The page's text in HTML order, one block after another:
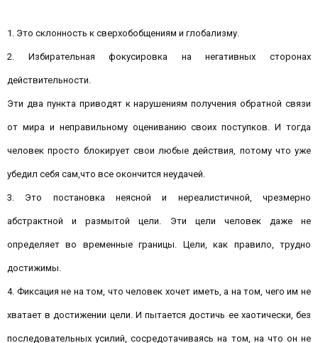
1. Это склонность к сверхобобщениям и глобализму.
2. Избирательная фокусировка на негативных сторонах
действительности.
Эти два пункта приводят к нарушениям получения обратной связи
от мира и неправильному оцениванию своих поступков. И тогда
человек просто блокирует свои любые действия, потому что уже
убедил себя сам,что все окончится неудачей.
3. Это постановка неясной и нереалистичной, чрезмерно
абстрактной и размытой цели. Эти цели человек даже не
определяет во временные границы. Цели, как правило, трудно
достижимы.
4. Фиксация не на том, что человек хочет иметь, а на том, чего им не
хватает в достижении цели. И пытается достичь ее хаотически, без
последовательных усилий, сосредотачиваясь на том, на что он не